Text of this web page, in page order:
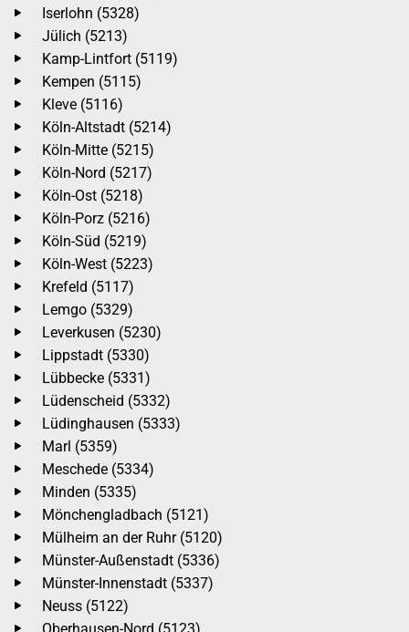
Iserlohn (5328)
Jülich (5213)
Kamp-Lintfort (5119)
Kempen (5115)
Kleve (5116)
Köln-Altstadt (5214)
Köln-Mitte (5215)
Köln-Nord (5217)
Köln-Ost (5218)
Köln-Porz (5216)
Köln-Süd (5219)
Köln-West (5223)
Krefeld (5117)
Lemgo (5329)
Leverkusen (5230)
Lippstadt (5330)
Lübbecke (5331)
Lüdenscheid (5332)
Lüdinghausen (5333)
Marl (5359)
Meschede (5334)
Minden (5335)
Mönchengladbach (5121)
Mülheim an der Ruhr (5120)
Münster-Außenstadt (5336)
Münster-Innenstadt (5337)
Neuss (5122)
Oberhausen-Nord (5123)